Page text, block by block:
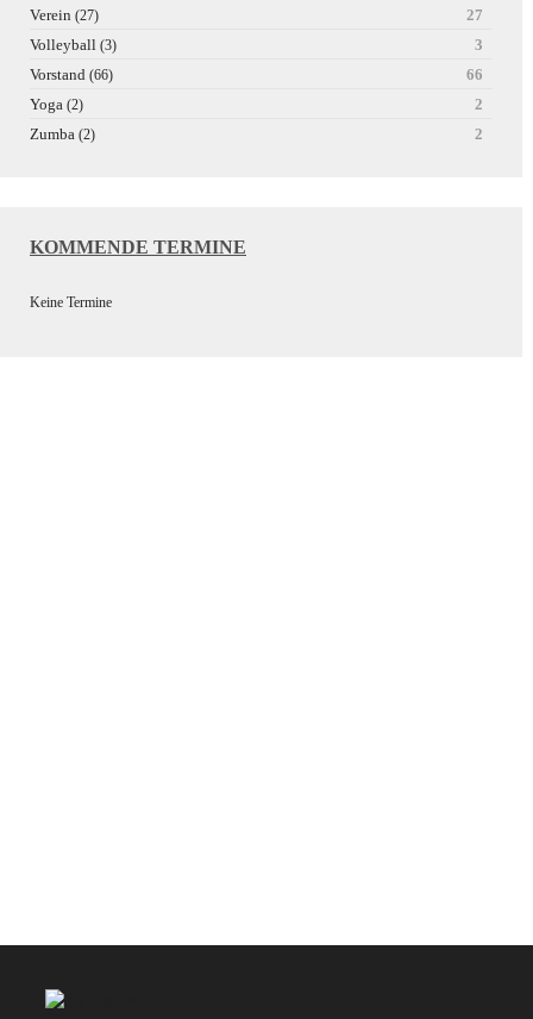
Verein (27)
27
Volleyball (3)
3
Vorstand (66)
66
Yoga (2)
2
Zumba (2) 2
KOMMENDE TERMINE
Keine Termine